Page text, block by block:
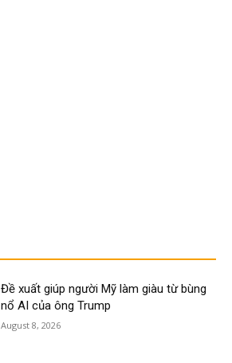
Đề xuất giúp người Mỹ làm giàu từ bùng
nổ AI của ông Trump
August 8, 2026